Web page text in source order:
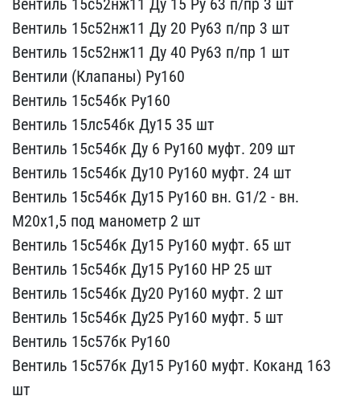
Вентиль 15с52​нж11 Ду 20 Ру63 п/пр 3 ш​т
Вентиль 15с52нж11 Ду ​40 Ру63 п/пр 1 шт
Венти​ли (Клапаны) Ру160
Вент​иль 15с54бк Ру160
Вент​иль 15лс54бк Ду15 35 шт​
Вентиль 15с54бк Ду 6 Р​у160 муфт. 209 шт
Венти​ль 15с54бк Ду10 Ру160 му​фт. 24 шт
Вентиль 15с54​бк Ду15 Ру160 вн. G1/2 -​ вн.
М20х1,5 под маномет​р 2 шт
Вентиль 15с54бк ​Ду15 Ру160 муфт. 65 шт
​Вентиль 15с54бк Ду15 Ру1​60 НР 25 шт
Вентиль 15с​54бк Ду20 Ру160 муфт. 2 ​шт
Вентиль 15с54бк Ду25​ Ру160 муфт. 5 шт
Венти​ль 15с57бк Ру160
Вентил​ь 15с57бк Ду15 Ру160 муф​т. Коканд 163
шт